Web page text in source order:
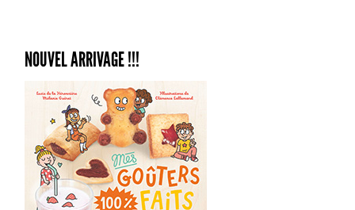
NOUVEL ARRIVAGE !!!